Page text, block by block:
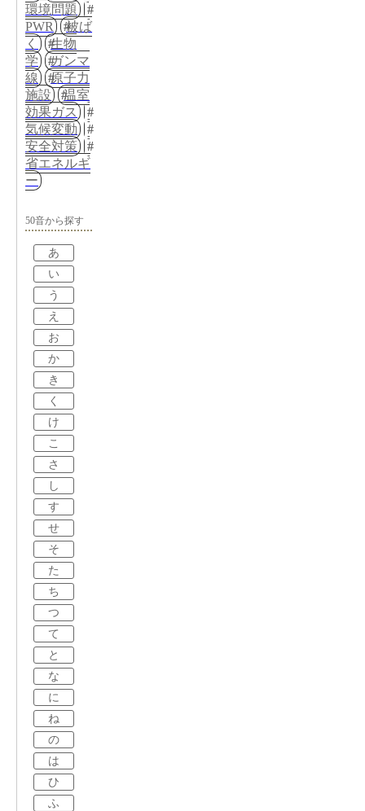
環境問題
PWR
被ば
く
生物
学
ガンマ
線
原子力
施設
温室
効果ガス
気候変動
安全対策
省エネルギ
ー
50音から探す
あ
い
う
え
お
か
き
く
け
こ
さ
し
す
せ
そ
た
ち
つ
て
と
な
に
ね
の
は
ひ
ふ